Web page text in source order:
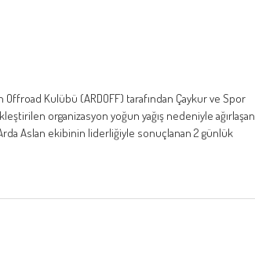
Offroad Kulübü (ARDOFF) tarafından Çaykur ve Spor
organizasyon yoğun yağış nedeniyle ağırlaşan
Aslan ekibinin liderliğiyle sonuçlanan 2 günlük